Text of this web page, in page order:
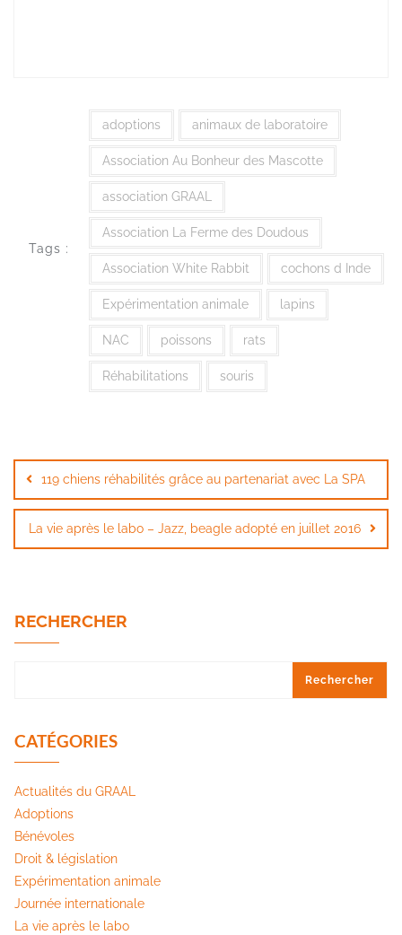
Tags :
adoptions animaux de laboratoire
Association Au Bonheur des Mascotte
association GRAAL
Association La Ferme des Doudous
Association White Rabbit cochons d Inde
Expérimentation animale lapins
NAC poissons rats
Réhabilitations souris
de
l’article
119 chiens réhabilités grâce au partenariat avec La SPA
La vie après le labo – Jazz, beagle adopté en juillet 2016
RECHERCHER
Rechercher
CATÉGORIES
Actualités du GRAAL
Adoptions
Bénévoles
Droit & législation
Expérimentation animale
Journée internationale
La vie après le labo